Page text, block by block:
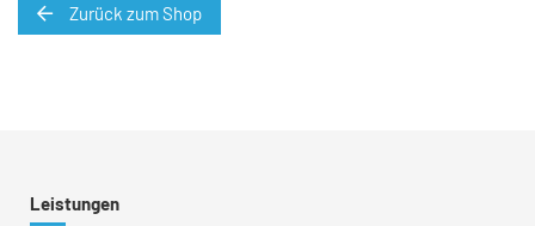
Zurück zum Shop
Leistungen